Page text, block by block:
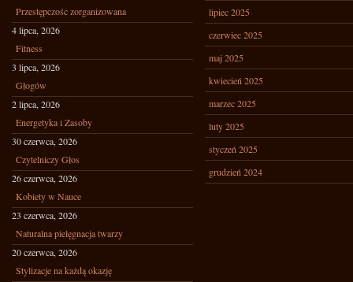
Przestępczośc zorganizowana
4 lipca, 2026
Fitness
3 lipca, 2026
Głogów
2 lipca, 2026
Energetyka i Zasoby
30 czerwca, 2026
Czytelniczy Głos
26 czerwca, 2026
Kobiety w Nauce
23 czerwca, 2026
Naturalna pielęgnacja twarzy
20 czerwca, 2026
Stylizacje na każdą okazję
lipiec 2025
czerwiec 2025
maj 2025
kwiecień 2025
marzec 2025
luty 2025
styczeń 2025
grudzień 2024